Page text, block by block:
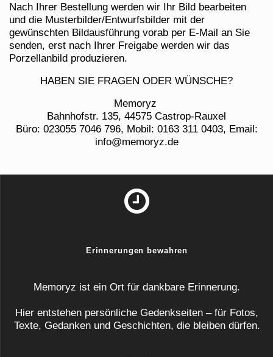
Nach Ihrer Bestellung werden wir Ihr Bild bearbeiten
und die Musterbilder/Entwurfsbilder mit der
gewünschten Bildausführung vorab per E-Mail an Sie
senden, erst nach Ihrer Freigabe werden wir das
Porzellanbild produzieren.
HABEN SIE FRAGEN ODER WÜNSCHE?
Memoryz
Bahnhofstr. 135, 44575 Castrop-Rauxel
Büro: 023055 7046 796, Mobil: 0163 311 0403, Email:
info@memoryz.de
Erinnerungen bewahren
Memoryz ist ein Ort für dankbare Erinnerung.
Hier entstehen persönliche Gedenkseiten – für Fotos,
Texte, Gedanken und Geschichten, die bleiben dürfen.